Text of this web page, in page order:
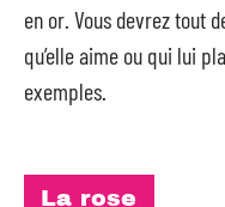
en or. Vous devrez tout
qu’elle aime ou qui lui
exemples.
La rose